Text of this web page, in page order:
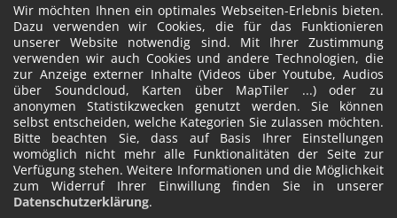
Wir möchten Ihnen ein optimales Webseiten-Erlebnis bieten.
Dazu verwenden wir Cookies, die für das Funktionieren
unserer Website notwendig sind. Mit Ihrer Zustimmung
verwenden wir auch Cookies und andere Technologien, die
zur Anzeige externer Inhalte (Videos über Youtube, Audios
über Soundcloud, Karten über MapTiler ...) oder zu
anonymen Statistikzwecken genutzt werden. Sie können
selbst entscheiden, welche Kategorien Sie zulassen möchten.
Bitte beachten Sie, dass auf Basis Ihrer Einstellungen
womöglich nicht mehr alle Funktionalitäten der Seite zur
Verfügung stehen. Weitere Informationen und die Möglichkeit
zum Widerruf Ihrer Einwillung finden Sie in unserer
Datenschutzerklärung.